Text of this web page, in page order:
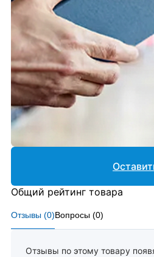
Отзывы (0)Вопросы (0)
Отзывы по этому товару
Общий рейтинг товара